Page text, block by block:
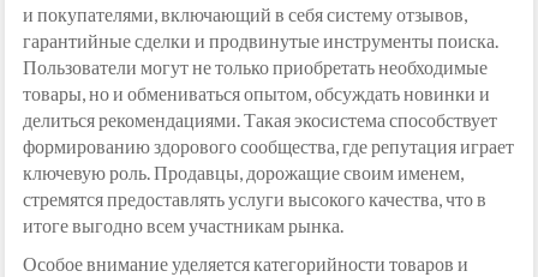
и покупателями, включающий в себя систему отзывов,
гарантийные сделки и продвинутые инструменты поиска.
Пользователи могут не только приобретать необходимые
товары, но и обмениваться опытом, обсуждать новинки и
делиться рекомендациями. Такая экосистема способствует
формированию здорового сообщества, где репутация играет
ключевую роль. Продавцы, дорожащие своим именем,
стремятся предоставлять услуги высокого качества, что в
итоге выгодно всем участникам рынка.
Особое внимание уделяется категорийности товаров и